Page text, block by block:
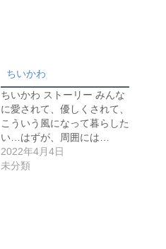
ちいかわ
ちいかわ ストーリー みんな
に愛されて、優しくされて、
こういう風になって暮らした
い…はずが、周囲には…
2022年4月4日
未分類